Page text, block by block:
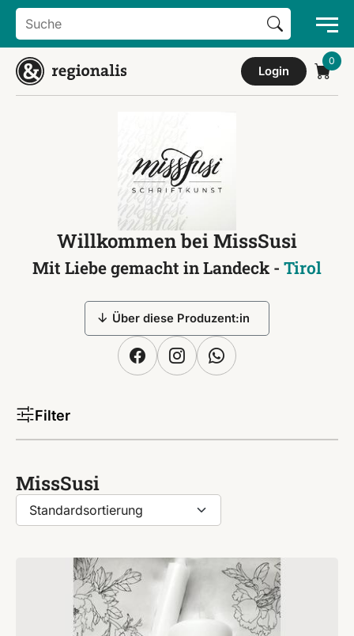
Search
for:
Search Button
Login
Willkommen bei MissSusi
Mit Liebe gemacht in Landeck - Tirol
Über diese Produzent:in
Filter
MissSusi